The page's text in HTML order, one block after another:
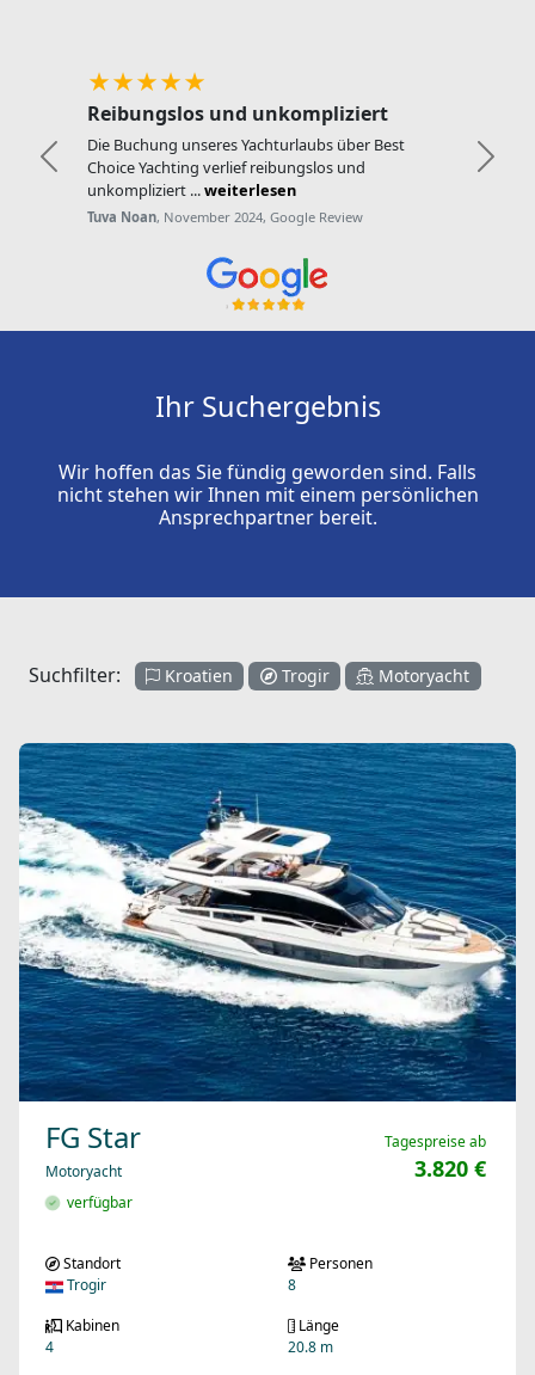
★★★★★
Reibungslos und unkompliziert
Die Buchung unseres Yachturlaubs über Best
Choice Yachting verlief reibungslos und
unkompliziert ...weiterlesen
Tuva Noan, November 2024, Google Review
Zurück
Ihr Suchergebnis
Wir hoffen das Sie fündig geworden sind. Falls
nicht stehen wir Ihnen mit einem persönlichen
Ansprechpartner bereit.
Suchfilter: Kroatien Trogir Motoryacht
FG Star
Motoryacht
verfügbar
Tagespreise ab
3.820 €
Standort
Trogir
Personen
8
Kabinen
4
Länge
20.8 m